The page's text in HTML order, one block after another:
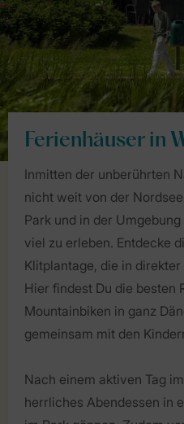
Ferienhäuser in
Inmitten der unberührten
nicht weit von der
Park und in der
viel zu erleben. Entdecke
Klitplantage, die in
Hier findest Du die besten
Mountainbiken in ganz
gemeinsam mit den
Nach einem aktiven Tag
herrliches Abendessen in